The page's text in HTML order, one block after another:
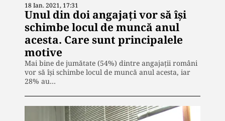
18 Ian. 2021, 17:31
Unul din doi angajați vor să își
schimbe locul de muncă anul
acesta. Care sunt principalele
motive
Mai bine de jumătate (54%) dintre angajații români
vor să își schimbe locul de muncă anul acesta, iar
28% au…